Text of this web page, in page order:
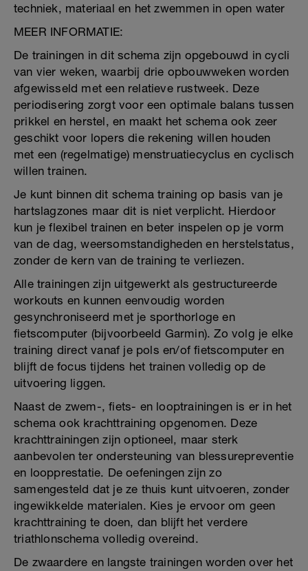
techniek, materiaal en het zwemmen in open water
MEER INFORMATIE:
De trainingen in dit schema zijn opgebouwd in cycli
van vier weken, waarbij drie opbouwweken worden
afgewisseld met een relatieve rustweek. Deze
periodisering zorgt voor een optimale balans tussen
prikkel en herstel, en maakt het schema ook zeer
geschikt voor lopers die rekening willen houden
met een (regelmatige) menstruatiecyclus en cyclisch
willen trainen.
Je kunt binnen dit schema training op basis van je
hartslagzones maar dit is niet verplicht. Hierdoor
kun je flexibel trainen en beter inspelen op je vorm
van de dag, weersomstandigheden en herstelstatus,
zonder de kern van de training te verliezen.
Alle trainingen zijn uitgewerkt als gestructureerde
workouts en kunnen eenvoudig worden
gesynchroniseerd met je sporthorloge en
fietscomputer (bijvoorbeeld Garmin). Zo volg je elke
training direct vanaf je pols en/of fietscomputer en
blijft de focus tijdens het trainen volledig op de
uitvoering liggen.
Naast de zwem-, fiets- en looptrainingen is er in het
schema ook krachttraining opgenomen. Deze
krachttrainingen zijn optioneel, maar sterk
aanbevolen ter ondersteuning van blessurepreventie
en loopprestatie. De oefeningen zijn zo
samengesteld dat je ze thuis kunt uitvoeren, zonder
ingewikkelde materialen. Kies je ervoor om geen
krachttraining te doen, dan blijft het verdere
triathlonschema volledig overeind.
De zwaardere en langste trainingen worden over het